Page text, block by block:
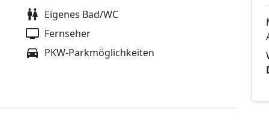
Eigenes Bad/WC
Fernseher
PKW-Parkmöglichkeiten